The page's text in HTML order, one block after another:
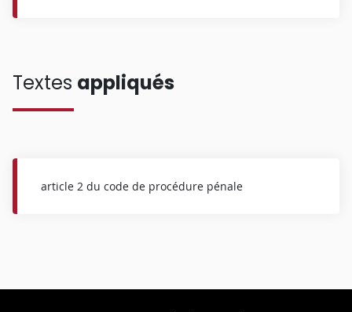
Textes appliqués
article 2 du code de procédure pénale